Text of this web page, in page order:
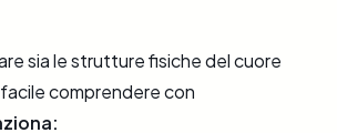
sia le strutture fisiche del cuore
comprendere con